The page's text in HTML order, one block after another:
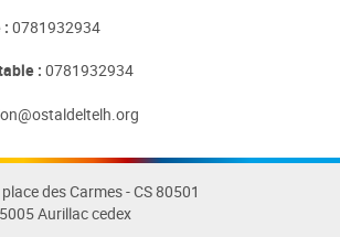
: 0781932934
: 0781932934
des Carmes - CS 80501
Aurillac cedex